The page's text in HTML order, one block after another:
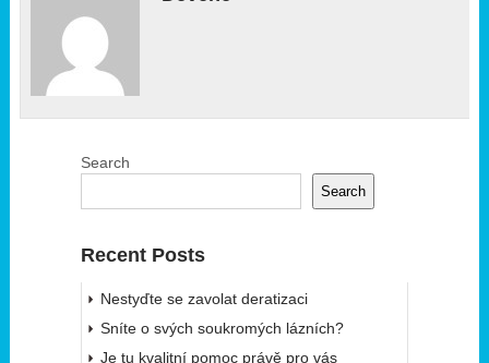
Search
Search
Recent Posts
Nestyďte se zavolat deratizaci
Sníte o svých soukromých lázních?
Je tu kvalitní pomoc právě pro vás